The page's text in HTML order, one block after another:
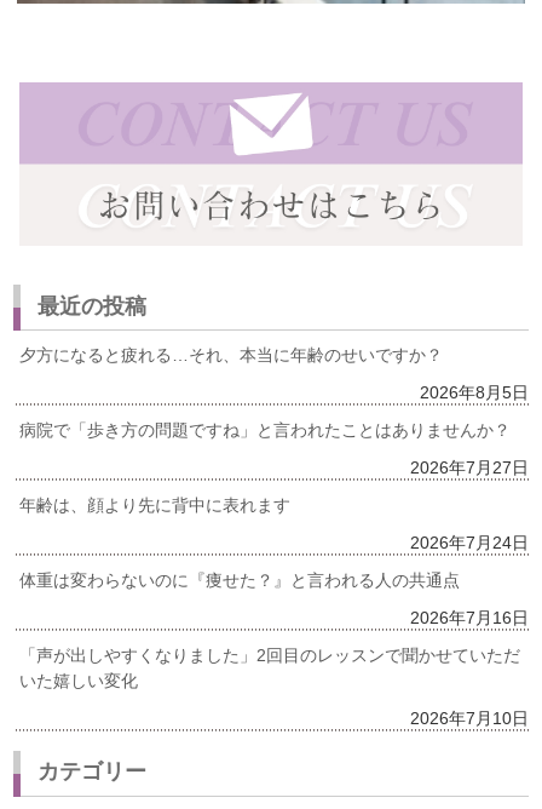
最近の投稿
夕方になると疲れる…それ、本当に年齢のせいですか？
2026年8月5日
病院で「歩き方の問題ですね」と言われたことはありませんか？
2026年7月27日
年齢は、顔より先に背中に表れます
2026年7月24日
体重は変わらないのに『痩せた？』と言われる人の共通点
2026年7月16日
「声が出しやすくなりました」2回目のレッスンで聞かせていただ
いた嬉しい変化
2026年7月10日
カテゴリー